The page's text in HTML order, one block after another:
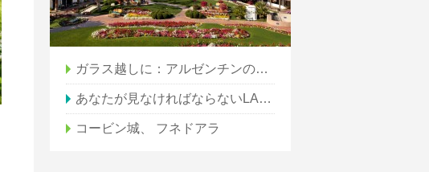
ガラス越しに：アルゼンチンの道路からのシーン
あなたが見なければならないLAとハリウッドの7つの有名なランドマーク
コービン城、 フネドアラ